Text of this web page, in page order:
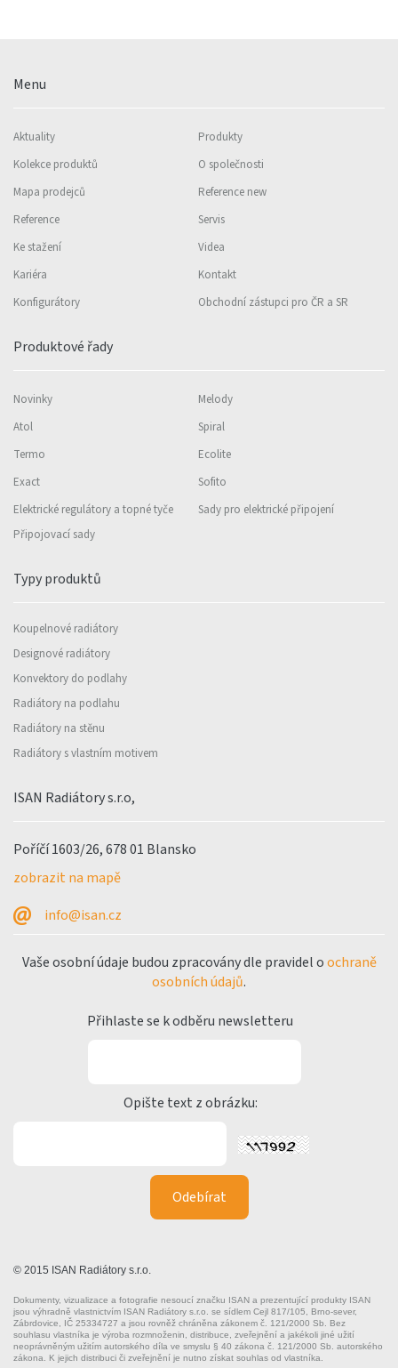
Menu
Aktuality
Produkty
Kolekce produktů
O společnosti
Mapa prodejců
Reference new
Reference
Servis
Ke stažení
Videa
Kariéra
Kontakt
Konfigurátory
Obchodní zástupci pro ČR a SR
Produktové řady
Novinky
Melody
Atol
Spiral
Termo
Ecolite
Exact
Sofito
Elektrické regulátory a topné tyče
Sady pro elektrické připojení
Připojovací sady
Typy produktů
Koupelnové radiátory
Designové radiátory
Konvektory do podlahy
Radiátory na podlahu
Radiátory na stěnu
Radiátory s vlastním motivem
ISAN Radiátory s.r.o,
Poříčí 1603/26, 678 01 Blansko
zobrazit na mapě
info@isan.cz
Vaše osobní údaje budou zpracovány dle pravidel oochraně
osobních údajů.
Přihlaste se k odběru newsletteru
Opište text z obrázku:
© 2015 ISAN Radiátory s.r.o.
Dokumenty, vizualizace a fotografie nesoucí značku ISAN a prezentující produkty ISAN
jsou výhradně vlastnictvím ISAN Radiátory s.r.o. se sídlem Cejl 817/105, Brno-sever,
Zábrdovice, IČ 25334727 a jsou rovněž chráněna zákonem č. 121/2000 Sb. Bez
souhlasu vlastníka je výroba rozmnoženin, distribuce, zveřejnění a jakékoli jiné užití
neoprávněným užitím autorského díla ve smyslu § 40 zákona č. 121/2000 Sb. autorského
zákona. K jejich distribuci či zveřejnění je nutno získat souhlas od vlastníka.